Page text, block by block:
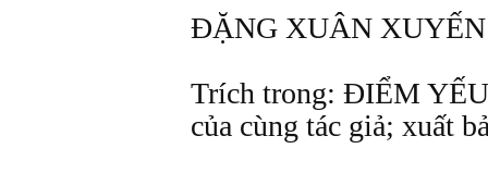
ĐẶNG XUÂN XUYẾN
Trích trong: ĐIỂM
của cùng tác giả; xuất